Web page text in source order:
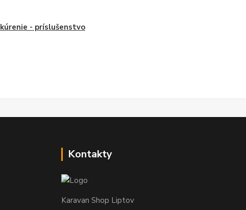
kúrenie - príslušenstvo
Kontakty
Karavan Shop Liptov